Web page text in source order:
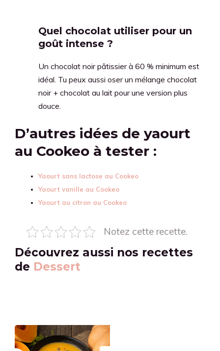
Quel chocolat utiliser pour un
goût intense ?
Un chocolat noir pâtissier à 60 % minimum est
idéal. Tu peux aussi oser un mélange chocolat
noir + chocolat au lait pour une version plus
douce.
D’autres idées de yaourt
au Cookeo à tester :
Yaourt sans lactose au Cookeo
Yaourt vanille au Cookeo
Yaourt au citron au Cookeo
Notez cette recette.
Découvrez aussi nos recettes
de Dessert